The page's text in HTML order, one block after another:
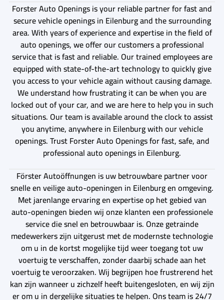
Forster Auto Openings is your reliable partner for fast and
secure vehicle openings in Eilenburg and the surrounding
area. With years of experience and expertise in the field of
auto openings, we offer our customers a professional
service that is fast and reliable. Our trained employees are
equipped with state-of-the-art technology to quickly give
you access to your vehicle again without causing damage.
We understand how frustrating it can be when you are
locked out of your car, and we are here to help you in such
situations. Our team is available around the clock to assist
you anytime, anywhere in Eilenburg with our vehicle
openings. Trust Forster Auto Openings for fast, safe, and
professional auto openings in Eilenburg.
Förster Autoöffnungen is uw betrouwbare partner voor
snelle en veilige auto-openingen in Eilenburg en omgeving.
Met jarenlange ervaring en expertise op het gebied van
auto-openingen bieden wij onze klanten een professionele
service die snel en betrouwbaar is. Onze getrainde
medewerkers zijn uitgerust met de modernste technologie
om u in de kortst mogelijke tijd weer toegang tot uw
voertuig te verschaffen, zonder daarbij schade aan het
voertuig te veroorzaken. Wij begrijpen hoe frustrerend het
kan zijn wanneer u zichzelf heeft buitengesloten, en wij zijn
er om u in dergelijke situaties te helpen. Ons team is 24/7